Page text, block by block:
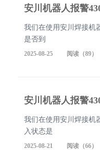
安川机器人报警
我们在使用安川焊接机
是否到
2025-08-25 阅读（89）
安川机器人报警
我们在使用安川焊接机
入状态是
2025-08-21 阅读（66）